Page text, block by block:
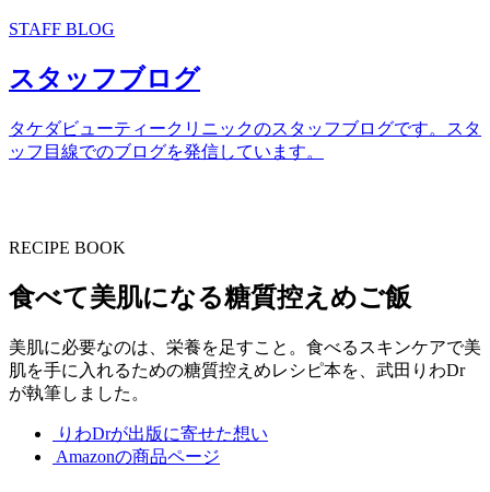
STAFF BLOG
スタッフブログ
タケダビューティークリニックのスタッフブログです。スタ
ッフ目線でのブログを発信しています。
RECIPE BOOK
食べて美肌になる糖質控えめご飯
美肌に必要なのは、栄養を足すこと。食べるスキンケアで美
肌を手に入れるための糖質控えめレシピ本を、武田りわDr
が執筆しました。
りわDrが出版に寄せた想い
Amazonの商品ページ